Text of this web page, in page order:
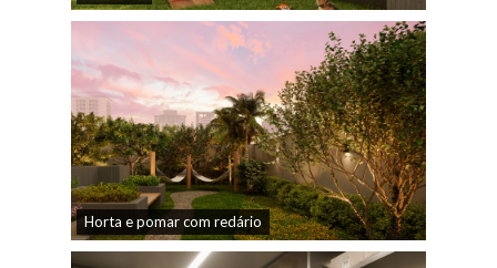
Horta e pomar com redário